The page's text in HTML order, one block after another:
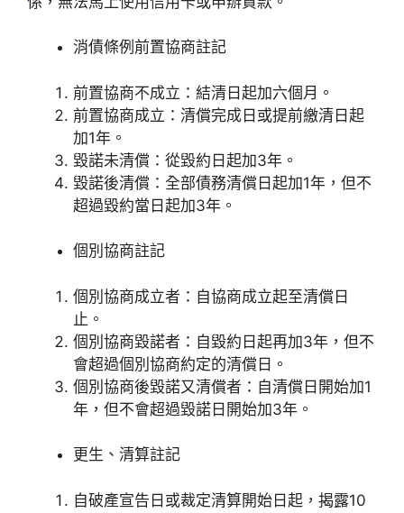
消債條例前置協商註記
前置協商不成立：結清日起加六個月。
前置協商成立：清償完成日或提前繳清日起
加1年。
毀諾未清償：從毀約日起加3年。
毀諾後清償：全部債務清償日起加1年，但不
超過毀約當日起加3年。
個別協商註記
個別協商成立者：自協商成立起至清償日
止。
個別協商毀諾者：自毀約日起再加3年，但不
會超過個別協商約定的清償日。
個別協商後毀諾又清償者：自清償日開始加1
年，但不會超過毀諾日開始加3年。
更生、清算註記
自破產宣告日或裁定清算開始日起，揭露10